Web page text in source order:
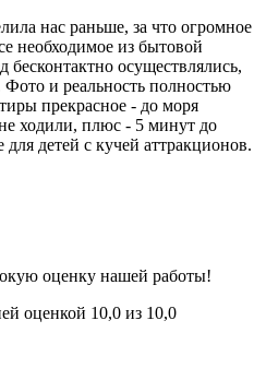
нас раньше, за что огромное
необходимое из бытовой
бесконтактно осуществлялись,
и реальность полностью
прекрасное - до моря
ходили, плюс - 5 минут до
детей с кучей аттракционов.
оценку нашей работы!
оценкой 10,0 из 10,0